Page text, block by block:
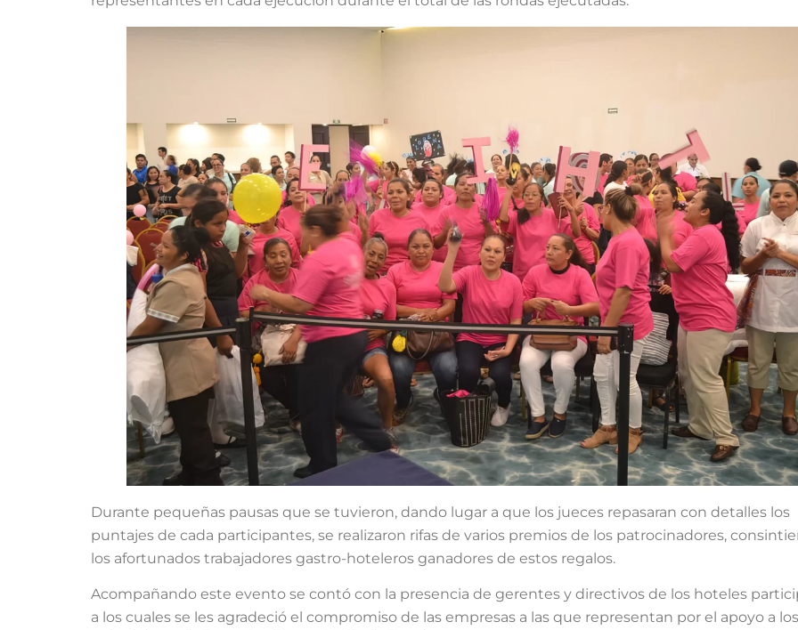
Durante pequeñas pausas que se tuvieron, dando lugar a que los jueces repasaran con detalles los
puntajes de cada participantes, se realizaron rifas de varios premios de los patrocinadores,
los afortunados trabajadores gastro-hoteleros ganadores de estos regalos.
Acompañando este evento se contó con la presencia de gerentes y directivos de los hoteles
a los cuales se les agradeció el compromiso de las empresas a las que representan por el apoyo a